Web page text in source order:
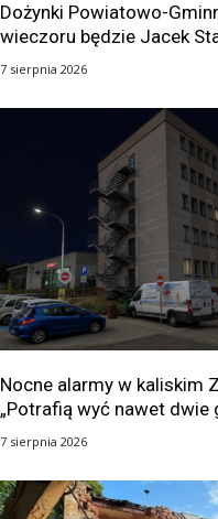
Dożynki Powiatowo-
wieczoru będzie Jacek
7 sierpnia 2026
Nocne alarmy w kaliskim
„Potrafią wyć nawet dwie
7 sierpnia 2026